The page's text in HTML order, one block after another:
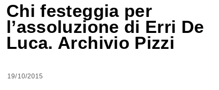
Chi festeggia per
l’assoluzione di Erri De
Luca. Archivio Pizzi
19/10/2015